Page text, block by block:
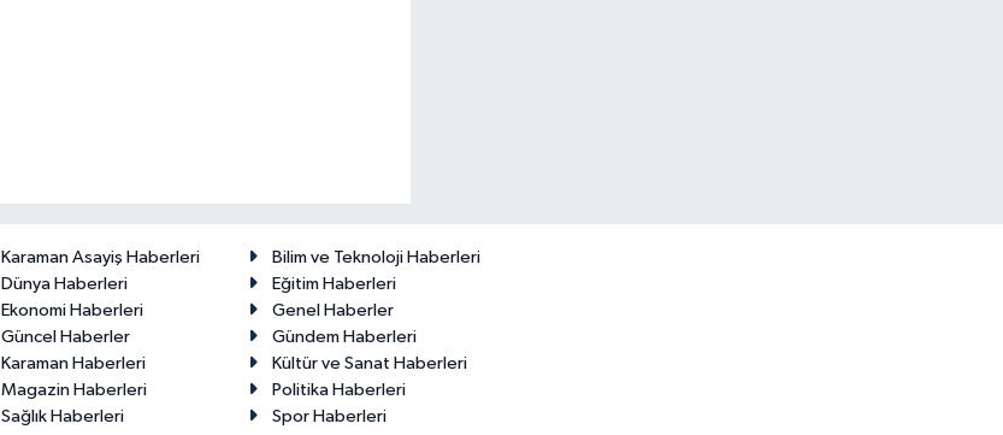
Karaman Asayiş Haberleri
Bilim ve Teknoloji Haberleri
Dünya Haberleri
Eğitim Haberleri
Ekonomi Haberleri
Genel Haberler
Güncel Haberler
Gündem Haberleri
Karaman Haberleri
Kültür ve Sanat Haberleri
Magazin Haberleri
Politika Haberleri
Sağlık Haberleri
Spor Haberleri